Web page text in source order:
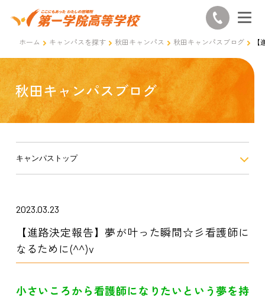
ホーム キャンパスを探す 秋田キャンパス 秋田キャンパスブログ
秋田キャンパスブログ
キャンパストップ
2023.03.23
【進路決定報告】夢が叶った瞬間☆彡看護師に
なるために(^^)v
小さいころから看護師になりたいという夢を持